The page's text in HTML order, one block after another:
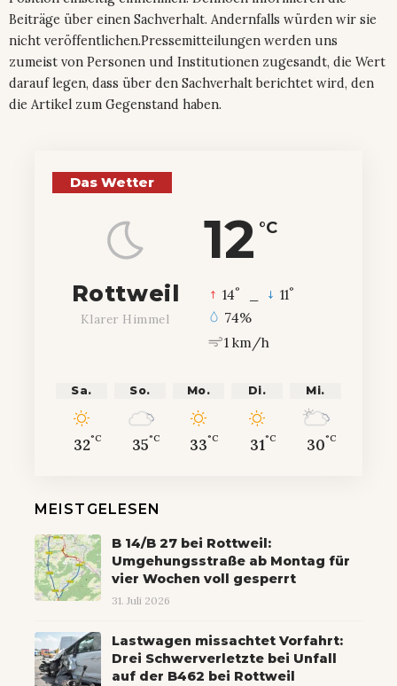
Beiträge über einen Sachverhalt. Andernfalls würden wir sie
nicht veröffentlichen.Pressemitteilungen werden uns
zumeist von Personen und Institutionen zugesandt, die Wert
darauf legen, dass über den Sachverhalt berichtet wird, den
die Artikel zum Gegenstand haben.
Das Wetter
12 °C
Rottweil
Klarer Himmel
14° 11°
74%
1 km/h
Sa.
32°C
So.
35°C
Mo.
33°C
Di.
31°C
Mi.
30°C
MEISTGELESEN
B 14/B 27 bei Rottweil:
Umgehungsstraße ab Montag für
vier Wochen voll gesperrt
31. Juli 2026
Lastwagen missachtet Vorfahrt:
Drei Schwerverletzte bei Unfall
auf der B462 bei Rottweil